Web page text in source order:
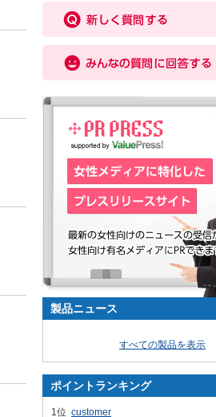
製品ニュース
すべての製品を表示
ポイントランキング
1位 customer